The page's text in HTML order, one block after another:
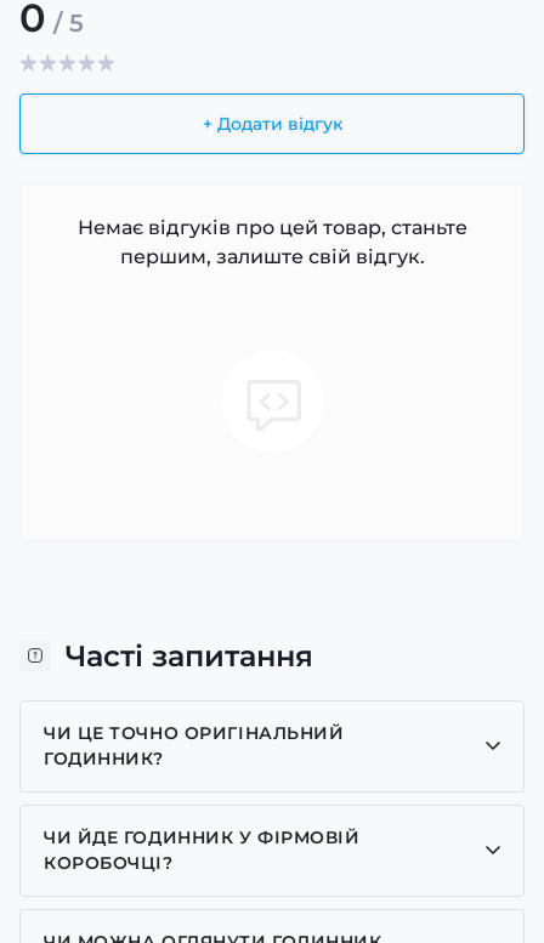
0 / 5
+ Додати відгук
Немає відгуків про цей товар, станьте
першим, залиште свій відгук.
Часті запитання
ЧИ ЦЕ ТОЧНО ОРИГІНАЛЬНИЙ
ГОДИННИК?
Так, усі годинники у нас лише оригінальні, ми є
представником багатьох брендів.
ЧИ ЙДЕ ГОДИННИК У ФІРМОВІЙ
КОРОБОЧЦІ?
Для годинників бренду Casio, Pagani Design,
GUARDO та GOODYEAR додаємо фірмові